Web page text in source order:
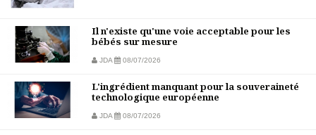
Il n'existe qu'une voie acceptable pour les
bébés sur mesure
JDA 08/07/2026
L'ingrédient manquant pour la souveraineté
technologique européenne
JDA 08/07/2026